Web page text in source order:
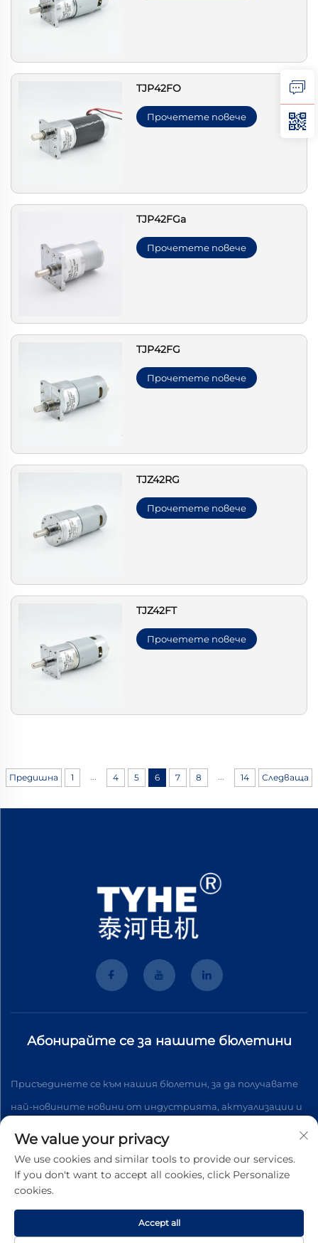
TJP42FO
Прочетете повече
TJP42FGa
Прочетете повече
TJP42FG
Прочетете повече
TJZ42RG
Прочетете повече
TJZ42FT
Прочетете повече
Предишна 1 ... 4 5 6 7 8 ... 14 Следваща
Абонирайте се за нашите бюлетини
Присъединете се към нашия бюлетин, за да получавате
най-новините новини от индустрията, актуализации и
Абонирайте се
Всички права запазени © 2026 Wenzhou Tyhe Motor Co.,ltd.
We value your privacy
We use cookies and similar tools to provide our services.
If you don't want to accept all cookies, click Personalize
cookies.
Accept all